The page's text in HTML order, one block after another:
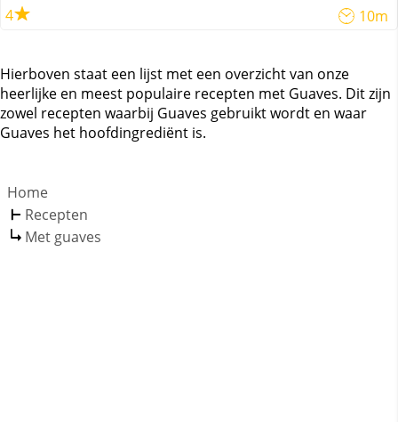
4 10m
Hierboven staat een lijst met een overzicht van onze
heerlijke en meest populaire recepten met Guaves. Dit zijn
zowel recepten waarbij Guaves gebruikt wordt en waar
Guaves het hoofdingrediënt is.
Home
Recepten
Met guaves